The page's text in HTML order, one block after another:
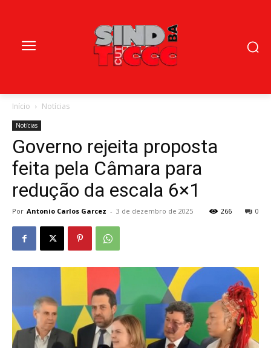
Início Notícias
Notícias
Governo rejeita proposta
feita pela Câmara para
redução da escala 6×1
Por Antonio Carlos Garcez - 3 de dezembro de 2025 0
266